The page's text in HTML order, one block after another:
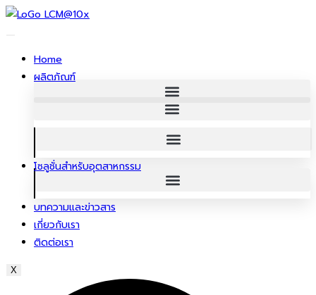
ข้าม
Home
ผลิตภัณฑ์
โซลูชั่นสําหรับอุตสาหกรรม
บทความและข่าวสาร
เกี่ยวกับเรา
ติดต่อเรา
X